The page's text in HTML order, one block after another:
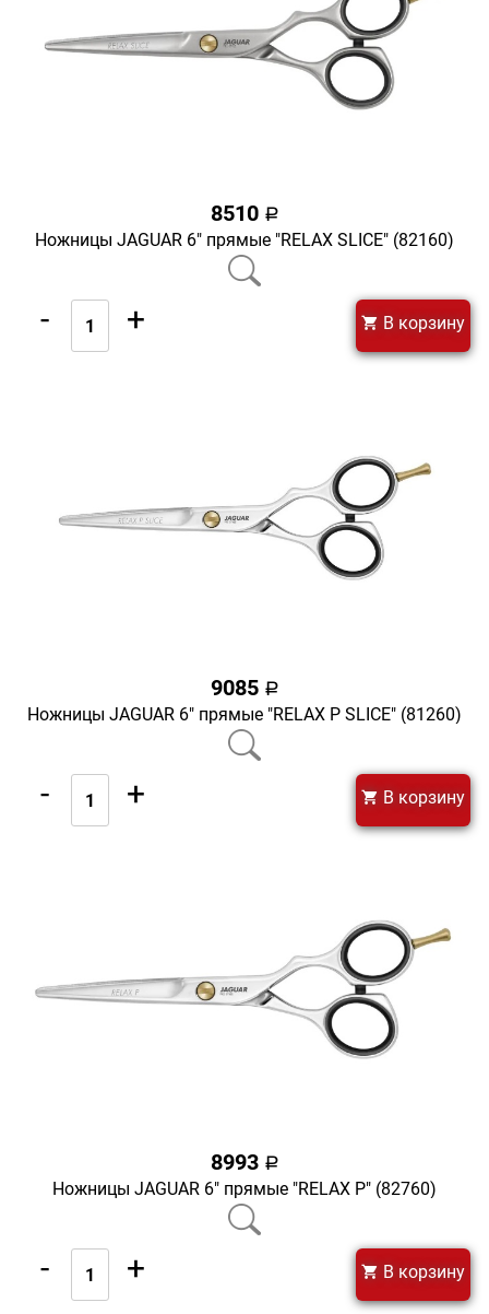
8510 a
Ножницы JAGUAR 6" прямые "RELAX SLICE" (82160)
- + В корзину
9085 a
Ножницы JAGUAR 6" прямые "RELAX Р SLICE" (81260)
- + В корзину
8993 a
Ножницы JAGUAR 6" прямые "RELAX Р" (82760)
- + В корзину